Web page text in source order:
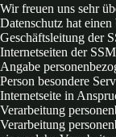
Wir freuen uns sehr
Datenschutz hat
Geschäftsleitung der
Internetseiten der
Angabe
Person besondere
Internetseite in
Verarbeitung
Verarbeitung